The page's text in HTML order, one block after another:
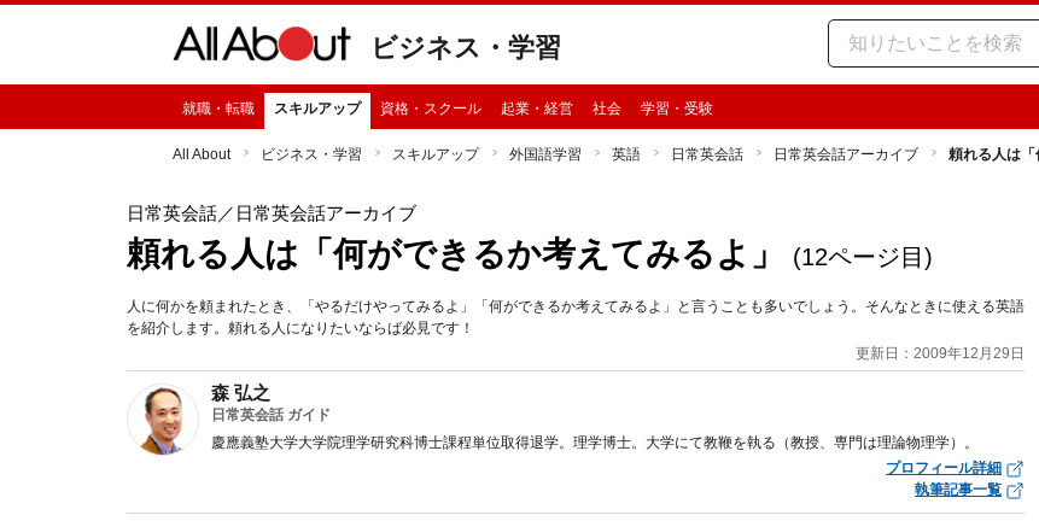
ビジネス・学習
就職・転職 スキルアップ 資格・スクール 起業・経営 社会 学習・受験
All About ビジネス・学習 スキルアップ 外国語学習 英語 日常英会話 日常英会話アーカイブ 頼れる人は「
日常英会話／日常英会話アーカイブ
頼れる人は「何ができるか考えてみるよ」 (12ページ目)
人に何かを頼まれたとき、「やるだけやってみるよ」「何ができるか考えてみるよ」と言うことも多いでしょう。そんなときに使える英語
を紹介します。頼れる人になりたいならば必見です！
更新日：2009年12月29日
森 弘之
日常英会話 ガイド
慶應義塾大学大学院理学研究科博士課程単位取得退学。理学博士。大学にて教鞭を執る（教授、専門は理論物理学）。
プロフィール詳細
執筆記事一覧